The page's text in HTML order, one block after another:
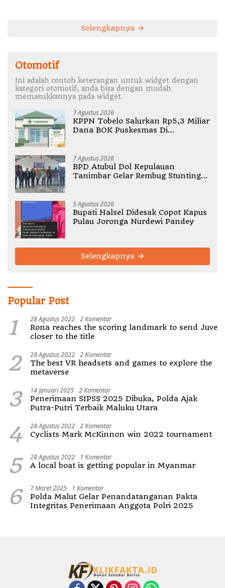
Selengkapnya
Otomotif
Ini adalah contoh keterangan untuk widget dengan
kategori otomotif, anda bisa dengan mudah
memasukkannya pada widget.
7 Agustus 2026
KPPN Tobelo Salurkan Rp5,3 Miliar
Dana BOK Puskesmas Di
7 Agustus 2026
BPD Atubul Dol Kepulauan
Tanimbar Gelar Rembug Stunting
5 Agustus 2026
Bupati Halsel Didesak Copot Kapus
Pulau Joronga Nurdewi Pandey
Selengkapnya
Popular Post
1 28 Agustus 2022 2 Komentar
Rona reaches the scoring landmark to send Juve
closer to the title
2 28 Agustus 2022 2 Komentar
The best VR headsets and games to explore the
metaverse
3 14 Januari 2025 2 Komentar
Penerimaan SIPSS 2025 Dibuka, Polda Ajak
Putra-Putri Terbaik Maluku Utara
4 28 Agustus 2022 2 Komentar
Cyclists Mark McKinnon win 2022 tournament
5 28 Agustus 2022 1 Komentar
A local boat is getting popular in Myanmar
6 7 Maret 2025 1 Komentar
Polda Malut Gelar Penandatanganan Pakta
Integritas Penerimaan Anggota Polri 2025